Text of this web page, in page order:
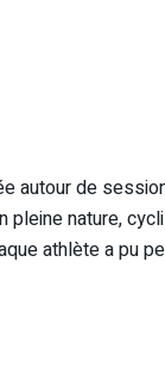
autour de
pleine nature,
athlète a pu